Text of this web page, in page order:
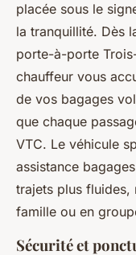
placée sous le
la tranquillité. Dès
porte-à-porte
chauffeur vous
de vos bagages
que chaque
VTC. Le véhicule
assistance
trajets plus fluides,
famille ou en
Sécurité et